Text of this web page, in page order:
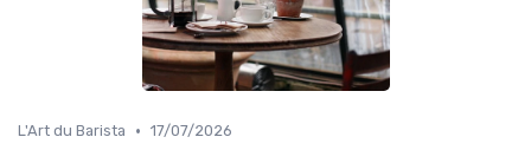
L'Art du Barista • 17/07/2026